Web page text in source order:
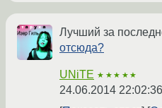
Лучший за
отсюда?
UNiTE ★★★★★
24.06.2014